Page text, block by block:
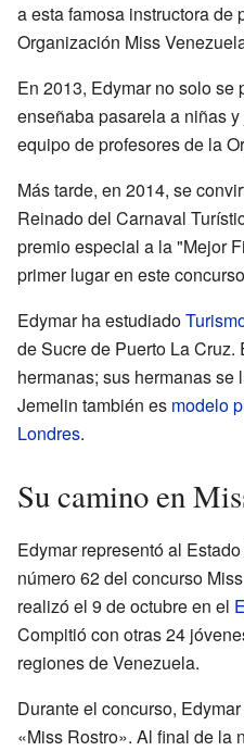
a esta famosa instructora de
Organización Miss
En 2013, Edymar no solo se
enseñaba pasarela a niñas
equipo de profesores de la
Más tarde, en 2014, se
Reinado del Carnaval
premio especial a la "Mejor
primer lugar en este
Edymar ha estudiado
de Sucre de Puerto La Cruz.
hermanas; sus hermanas
Jemelin también es modelo
Londres.
Su camino en
Edymar representó al
número 62 del concurso
realizó el 9 de octubre en el
Compitió con otras 24
regiones de Venezuela.
Durante el concurso,
«Miss Rostro». Al final de la